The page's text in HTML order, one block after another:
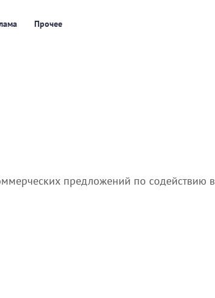
Прочее
предложений по содействию в